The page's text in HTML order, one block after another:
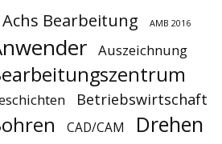
Achs Bearbeitung AMB 2016
Auszeichnung
Betriebswirtschaft
CAD/CAM Drehen